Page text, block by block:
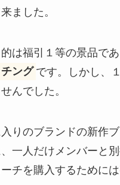
ました。
は福引１等の景品で
ング です。しかし、
んでした。
りのブランドの新作
一人だけメンバーと
チを購入するためには